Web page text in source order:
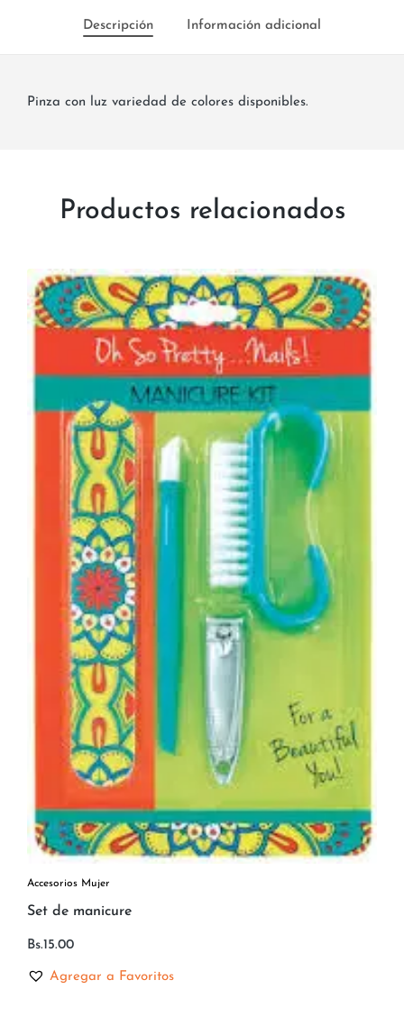
Descripción Información adicional
Pinza con luz variedad de colores disponibles.
Productos relacionados
Accesorios Mujer
Set de manicure
Bs.15.00
Agregar a Favoritos